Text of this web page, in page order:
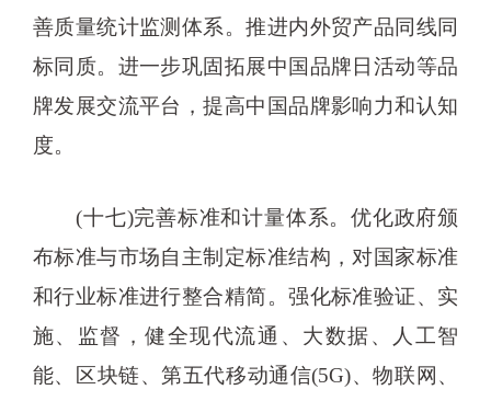
善质量统计监测体系。推进内外贸产品同线同
标同质。进一步巩固拓展中国品牌日活动等品
牌发展交流平台，提高中国品牌影响力和认知
度。
(十七)完善标准和计量体系。优化政府颁
布标准与市场自主制定标准结构，对国家标准
和行业标准进行整合精简。强化标准验证、实
施、监督，健全现代流通、大数据、人工智
能、区块链、第五代移动通信(5G)、物联网、